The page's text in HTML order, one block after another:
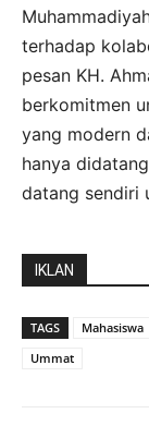
terhadap
pesan KH.
berkomitmen
yang modern
hanya
datang sendiri
IKLAN
TAGS Mahasiswa
Ummat